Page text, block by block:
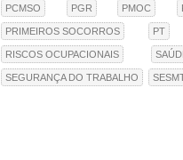
PCMSO PGR PMOC
PRIMEIROS SOCORROS PT
RISCOS OCUPACIONAIS
SEGURANÇA DO TRABALHO